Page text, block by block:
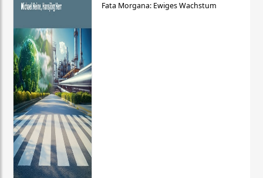
Fata Morgana: Ewiges Wachstum